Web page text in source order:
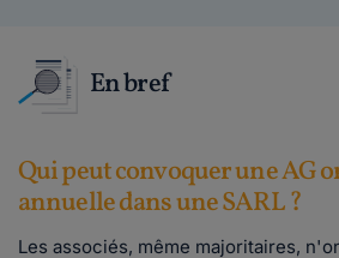
En bref
Qui peut convoquer une AG
annuelle dans une SARL ?
Les associés, même majoritaires,